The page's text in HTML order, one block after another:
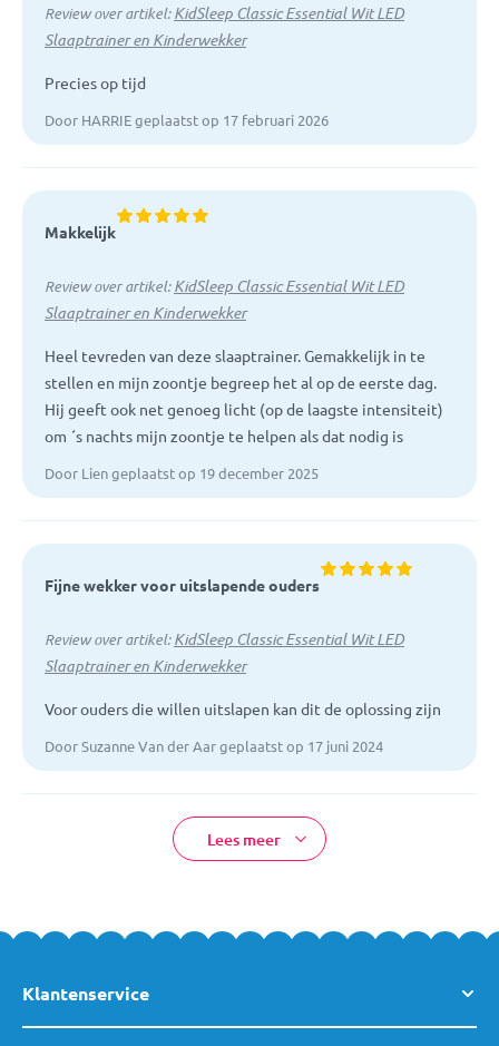
Review over artikel:KidSleep Classic Essential Wit LED
Slaaptrainer en Kinderwekker
Precies op tijd
Door HARRIE geplaatst op 17 februari 2026
Makkelijk
Review over artikel:KidSleep Classic Essential Wit LED
Slaaptrainer en Kinderwekker
Heel tevreden van deze slaaptrainer. Gemakkelijk in te
stellen en mijn zoontje begreep het al op de eerste dag.
Hij geeft ook net genoeg licht (op de laagste intensiteit)
om ´s nachts mijn zoontje te helpen als dat nodig is
Door Lien geplaatst op 19 december 2025
Fijne wekker voor uitslapende ouders
Review over artikel:KidSleep Classic Essential Wit LED
Slaaptrainer en Kinderwekker
Voor ouders die willen uitslapen kan dit de oplossing zijn
Door Suzanne Van der Aar geplaatst op 17 juni 2024
Lees meer
Klantenservice